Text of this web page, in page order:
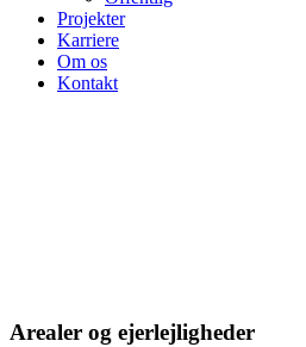
Projekter
Karriere
Om os
Kontakt
Arealer og ejerlejligheder